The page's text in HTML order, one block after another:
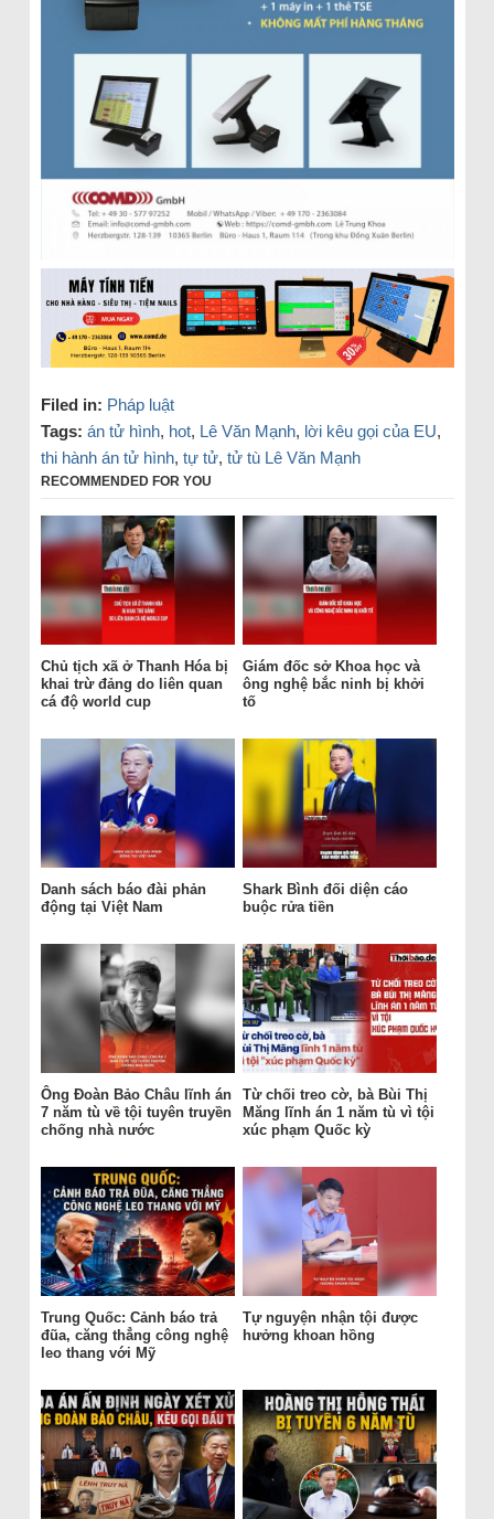
Filed in: Pháp luật
Tags: án tử hình, hot, Lê Văn Mạnh, lời kêu gọi của EU,
thi hành án tử hình, tự tử, tử tù Lê Văn Mạnh
RECOMMENDED FOR YOU
Chủ tịch xã ở Thanh Hóa bị
khai trừ đảng do liên quan
cá độ world cup
Giám đốc sở Khoa học và
ông nghệ bắc ninh bị khởi
tố
Danh sách báo đài phản
động tại Việt Nam
Shark Bình đối diện cáo
buộc rửa tiền
Ông Đoàn Bảo Châu lĩnh án
7 năm tù về tội tuyên truyền
chống nhà nước
Từ chối treo cờ, bà Bùi Thị
Măng lĩnh án 1 năm tù vì tội
xúc phạm Quốc kỳ
Trung Quốc: Cảnh báo trả
đũa, căng thẳng công nghệ
leo thang với Mỹ
Tự nguyện nhận tội được
hưởng khoan hồng